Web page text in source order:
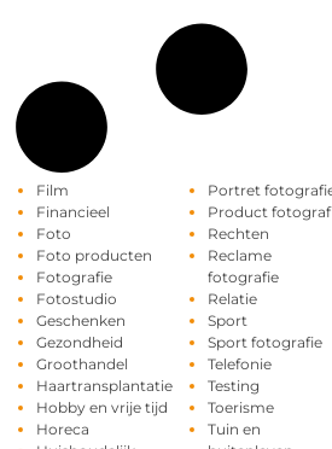
Film
Financieel
Foto
Foto producten
Fotografie
Fotostudio
Geschenken
Gezondheid
Groothandel
Haartransplantatie
Hobby en vrije tijd
Horeca
Portret
Product
Rechten
Reclame
fotografie
Relatie
Sport
Sport fotografie
Telefonie
Testing
Toerisme
Tuin en